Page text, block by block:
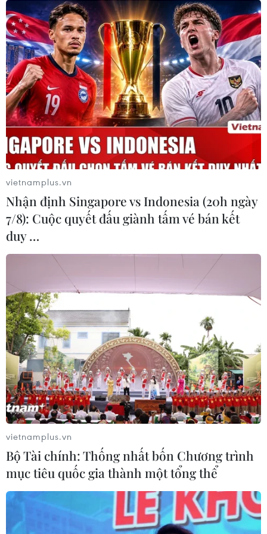
#thủy điện Rào Trăng 3
#dự án thủy điện
#cơ sở dữ liệu hồ chứa
Theo dõi VietnamPlus
TIN LIÊN QUAN
vietnamplus.vn
Nhận định Singapore vs Indonesia (20h ngày
7/8): Cuộc quyết đấu giành tấm vé bán kết
duy …
vietnamplus.vn
Bộ Tài chính: Thống nhất bốn Chương trình
mục tiêu quốc gia thành một tổng thể